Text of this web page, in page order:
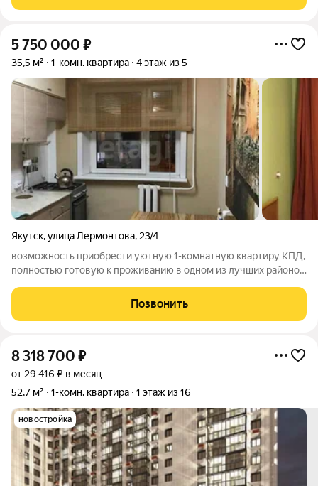
5 750 000 ₽
35,5 м² 1-комн. квартира 4 этаж из 5
Якутск,улица Лермонтова, 23/4
возможность приобрести уютную 1-комнатную квартиру КПД,
полностью готовую к проживанию в одном из лучших районов
этаже из 5. Дом 1980 г.п. Квартира с косметическим ремонтом,
идеально подойдет
Позвонить
8 318 700 ₽
от 29 416 ₽ в месяц
52,7 м²
1-комн. квартира 1 этаж из 16
новостройка